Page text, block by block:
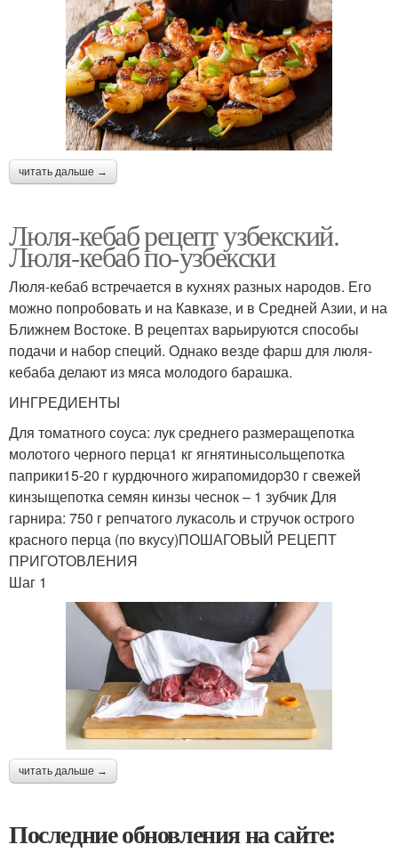
читать дальше →
Люля-кебаб рецепт узбекский.
Люля-кебаб по-узбекски
Люля-кебаб встречается в кухнях разных народов. Его
можно попробовать и на Кавказе, и в Средней Азии, и на
Ближнем Востоке. В рецептах варьируются способы
подачи и набор специй. Однако везде фарш для люля-
кебаба делают из мяса молодого барашка.
ИНГРЕДИЕНТЫ
Для томатного соуса: лук среднего размеращепотка
молотого черного перца1 кг ягнятинысольщепотка
паприки15-20 г курдючного жирапомидор30 г свежей
кинзыщепотка семян кинзы чеснок – 1 зубчик Для
гарнира: 750 г репчатого лукасоль и стручок острого
красного перца (по вкусу)ПОШАГОВЫЙ РЕЦЕПТ
ПРИГОТОВЛЕНИЯ
Шаг 1
читать дальше →
Последние обновления на сайте: